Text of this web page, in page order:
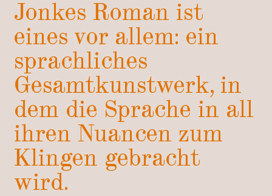
Jonkes Roman ist
eines vor allem: ein
sprachliches
Gesamtkunstwerk, in
dem die Sprache in all
ihren Nuancen zum
Klingen gebracht
wird.